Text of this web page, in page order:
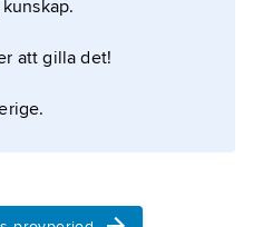
att gilla det!